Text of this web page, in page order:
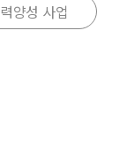
양성 사업